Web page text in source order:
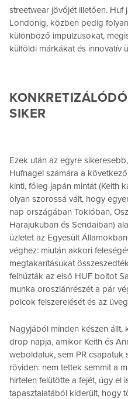
streetwear jövőjét illetően. Huf
Londonig, közben pedig
különböző impulzusokat,
külföldi márkákat és innovatív
SIKER
Ezek után az egyre
Hufnagel számára a
kinti, főleg japán mintát (Keith
olyan szorossá vált, hogy
nap országában Tokióban,
Harajukuban és Sendaiban)
üzletet az Egyesült
véghez: miután akkori
megtakarításukat
felhúzták az első HUF boltot
munka oroszlánrészét a pár
polcok felszerelését és az
Nagyjából minden készen állt,
drop napja, amikor Keith és
weboldaluk, sem PR csapatuk
röviden: nem tettek semmit a
hirtelen felütötte a fejét, úgy el
tapasztalatából kiderült, hogy